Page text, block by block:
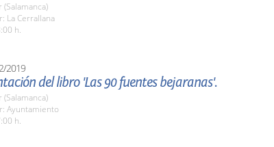
(Salamanca)
La Cerrallana
h.
2019
del libro 'Las 90 fuentes bejaranas'.
(Salamanca)
Ayuntamiento
h.